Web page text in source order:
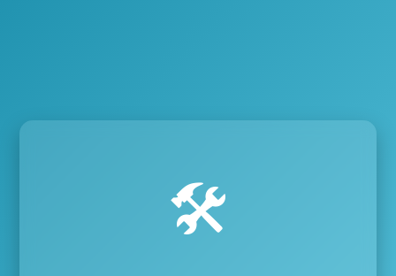
🛠️